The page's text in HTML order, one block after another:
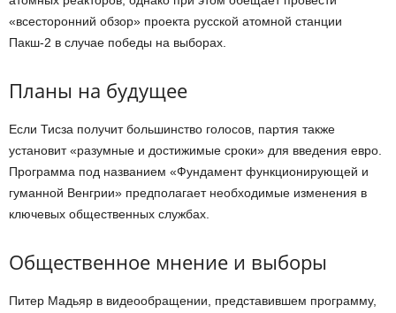
«всесторонний обзор» проекта русской атомной станции
Пакш-2 в случае победы на выборах.
Планы на будущее
Если Тисза получит большинство голосов, партия также
установит «разумные и достижимые сроки» для введения евро.
Программа под названием «Фундамент функционирующей и
гуманной Венгрии» предполагает необходимые изменения в
ключевых общественных службах.
Общественное мнение и выборы
Питер Мадьяр в видеообращении, представившем программу,